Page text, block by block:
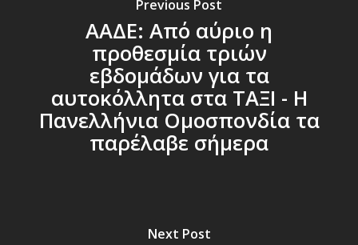
Previous Post
ΑΑΔΕ: Από αύριο η
προθεσμία τριών
εβδομάδων για τα
αυτοκόλλητα στα ΤΑΞΙ - Η
Πανελλήνια Ομοσπονδία τα
παρέλαβε σήμερα
Next Post